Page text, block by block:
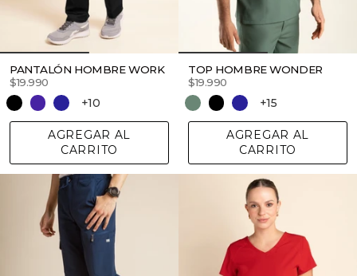
PANTALÓN HOMBRE WORK
$19.990
+10
AGREGAR AL
CARRITO
TOP HOMBRE WONDER
$19.990
+15
AGREGAR AL
CARRITO